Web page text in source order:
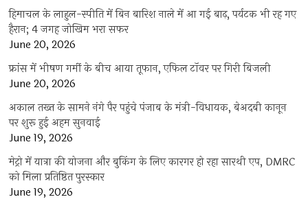
हिमाचल के लाहुल-स्पीति में बिन बारिश नाले में आ गई बाढ़, पर्यटक भी रह गए
हैरान; 4 जगह जोखिम भरा सफर
June 20, 2026
फ्रांस में भीषण गर्मी के बीच आया तूफान, एफिल टॉवर पर गिरी बिजली
June 20, 2026
अकाल तख्त के सामने नंगे पैर पहुंचे पंजाब के मंत्री-विधायक, बेअदबी कानून
पर शुरू हुई अहम सुनवाई
June 19, 2026
मेट्रो में यात्रा की योजना और बुकिंग के लिए कारगर हो रहा सारथी एप, DMRC
को मिला प्रतिष्ठित पुरस्कार
June 19, 2026